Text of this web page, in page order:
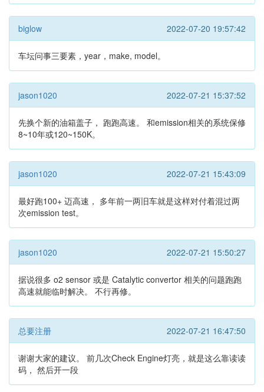
biglow 2022-07-20 19:57:42
车坛问事三要素，year，make, model。
jason1020 2022-07-21 15:37:52
先换个新的油箱盖子， 跑跑高速。 和emission相关的系统保修
8~10年或120~150K。
jason1020 2022-07-21 15:43:09
最好跑100+ 迈高速， 多年前一两旧车就是这样对付着混过两
次emission test。
jason1020 2022-07-21 15:50:27
据说很多 o2 sensor 或是 Catalytic convertor 相关的问题跑跑
高速就能临时解决。 不行再修。
总要注册 2022-07-21 16:47:50
谢谢大家的建议。 前几次Check Engine灯亮，就是这么靠读读
码， 然后开一段